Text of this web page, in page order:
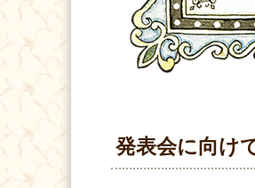
発表会に向け